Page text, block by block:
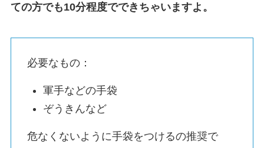
ての方でも10分程度でできちゃいますよ。
必要なもの：
軍手などの手袋
ぞうきんなど
危なくないように手袋をつけるの推奨で